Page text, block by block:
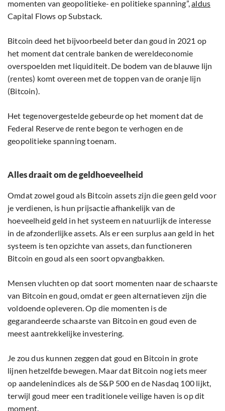
momenten van geopolitieke- en politieke spanning”,aldus
Capital Flows op Substack.
Bitcoin deed het bijvoorbeeld beter dan goud in 2021 op
het moment dat centrale banken de wereldeconomie
overspoelden met liquiditeit. De bodem van de blauwe lijn
(rentes) komt overeen met de toppen van de oranje lijn
(Bitcoin).
Het tegenovergestelde gebeurde op het moment dat de
Federal Reserve de rente begon te verhogen en de
geopolitieke spanning toenam.
Alles draait om de geldhoeveelheid
Omdat zowel goud als Bitcoin assets zijn die geen geld voor
je verdienen, is hun prijsactie afhankelijk van de
hoeveelheid geld in het systeem en natuurlijk de interesse
in de afzonderlijke assets. Als er een surplus aan geld in het
systeem is ten opzichte van assets, dan functioneren
Bitcoin en goud als een soort opvangbakken.
Mensen vluchten op dat soort momenten naar de schaarste
van Bitcoin en goud, omdat er geen alternatieven zijn die
voldoende opleveren. Op die momenten is de
gegarandeerde schaarste van Bitcoin en goud even de
meest aantrekkelijke investering.
Je zou dus kunnen zeggen dat goud en Bitcoin in grote
lijnen hetzelfde bewegen. Maar dat Bitcoin nog iets meer
op aandelenindices als de S&P 500 en de Nasdaq 100 lijkt,
terwijl goud meer een traditionele veilige haven is op dit
moment.